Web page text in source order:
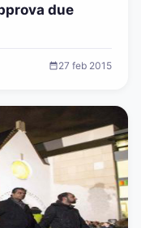
due
27 feb 2015